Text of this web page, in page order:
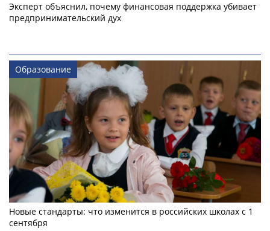
Эксперт объяснил, почему финансовая поддержка убивает
предпринимательский дух
Образование
Новые стандарты: что изменится в российских школах с 1
сентября